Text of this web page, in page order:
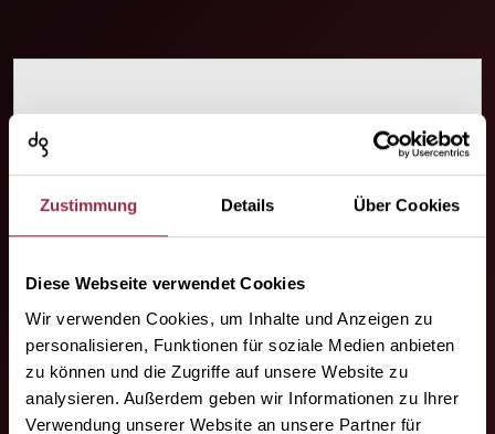
Zustimmung Details Über Cookies
Diese Webseite verwendet Cookies
Wir verwenden Cookies, um Inhalte und Anzeigen zu
personalisieren, Funktionen für soziale Medien anbieten
zu können und die Zugriffe auf unsere Website zu
analysieren. Außerdem geben wir Informationen zu Ihrer
Verwendung unserer Website an unsere Partner für
Il tuo contatto.
Siamo dove avete bisogno di noi!
I vostri partner